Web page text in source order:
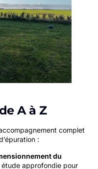
A à Z
complet
:
du
étude approfondie pour